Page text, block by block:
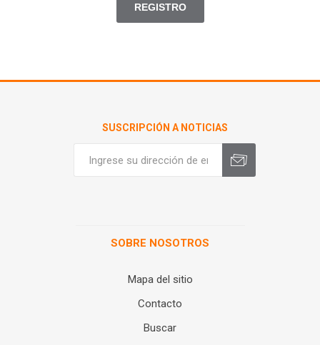
SUSCRIPCIÓN A NOTICIAS
SOBRE NOSOTROS
Mapa del sitio
Contacto
Buscar